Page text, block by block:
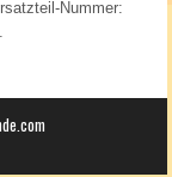
Nummer: